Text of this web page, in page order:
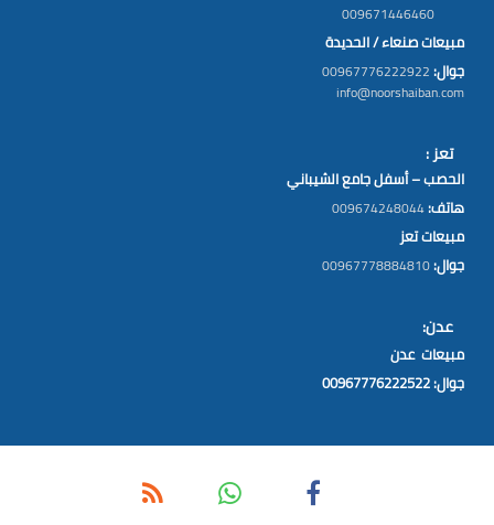
009671446460
مبيعات صنعاء / الحديدة
جوال:00967776222922
info@noorshaiban.com
تعز :
الحصب – أسفل جامع الشيباني
هاتف:009674248044
مبيعات تعز
جوال:00967778884810
عدن:
مبيعات عدن
جوال: 00967776222522